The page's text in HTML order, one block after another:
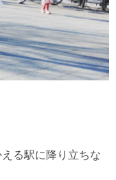
る駅に降り立ちな